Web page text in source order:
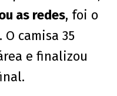
as redes, foi o
camisa 35
e finalizou